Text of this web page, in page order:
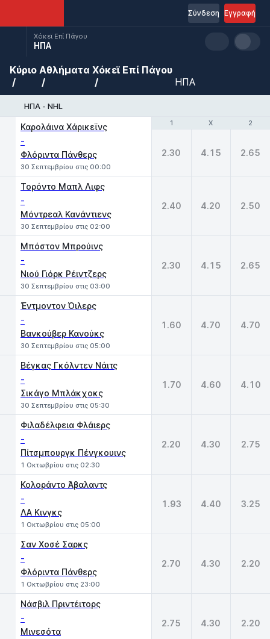
Εγγραφή
Σύνδεση
Χόκεϊ Επί Πάγου
ΗΠΑ
Κύριο Αθλήματα Χόκεϊ Επί Πάγου
ΗΠΑ
ΗΠΑ - NHL
1 X 2
Καρολάινα Χάρικεϊνς
-
Φλόριντα Πάνθερς
30 Σεπτεμβρίου στις 00:00
1 X 2
2.30 4.15 2.65
Τορόντο Μαπλ Λιφς
-
Μόντρεαλ Κανάντιενς
30 Σεπτεμβρίου στις 02:00
2.40 4.20 2.50
Μπόστον Μπρούινς
-
Νιού Γιόρκ Ρέιντζερς
30 Σεπτεμβρίου στις 03:00
2.30 4.15 2.65
Έντμοντον Όιλερς
-
Βανκούβερ Κανούκς
30 Σεπτεμβρίου στις 05:00
1.60 4.70 4.70
Βέγκας Γκόλντεν Νάιτς
-
Σικάγο Μπλάκχοκς
30 Σεπτεμβρίου στις 05:30
1.70 4.60 4.10
Φιλαδέλφεια Φλάιερς
-
Πίτσμπουργκ Πένγκουινς
1 Οκτωβρίου στις 02:30
2.20 4.30 2.75
Κολοράντο Άβαλαντς
-
ΛΑ Κινγκς
1 Οκτωβρίου στις 05:00
1.93 4.40 3.25
Σαν Χοσέ Σαρκς
-
Φλόριντα Πάνθερς
1 Οκτωβρίου στις 23:00
2.70 4.30 2.20
Νάσβιλ Πριντέιτορς
-
Μινεσότα
2.75 4.30 2.20